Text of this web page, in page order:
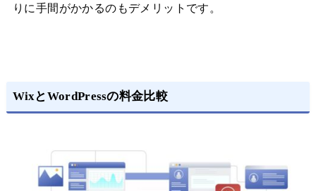
りに手間がかかるのもデメリットです。
WixとWordPressの料金比較